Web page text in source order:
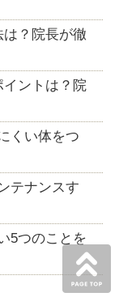
？院長が徹
ントは？院
くい体をつ
テナンスす
5つのことを